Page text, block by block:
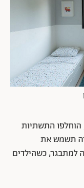
הוחלפו התשתיות
תשמש את
למתבגר, כשהילדים